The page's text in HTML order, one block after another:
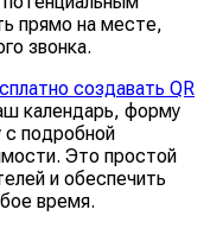
прямо на месте,
звонка.
создавать QR
календарь, форму
с подробной
Это простой
и обеспечить
время.